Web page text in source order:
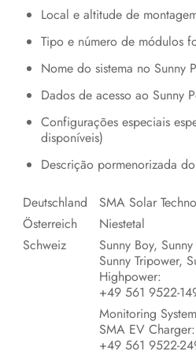
Local e altitude de
Tipo e número de módulos
Nome do sistema no Sunny
Dados de acesso ao Sunny
Configurações especiais
disponíveis)
Descrição pormenorizada
Deutschland
Österreich
Schweiz
SMA Solar
Niestetal
Sunny Boy,
Sunny Tripower,
Highpower:
+49 561
Monitoring
SMA EV Charger:
+49 561
Ligação elétrica
Colocação em
Operação
Colocar o inversor
Colocar o inversor
Procedimento ao
aparelho de
Dados técnicos
Contactos